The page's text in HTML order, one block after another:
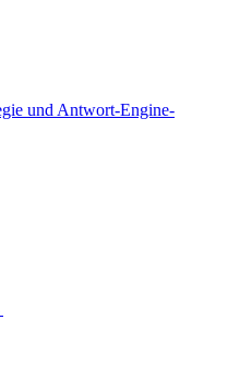
und Antwort-Engine-